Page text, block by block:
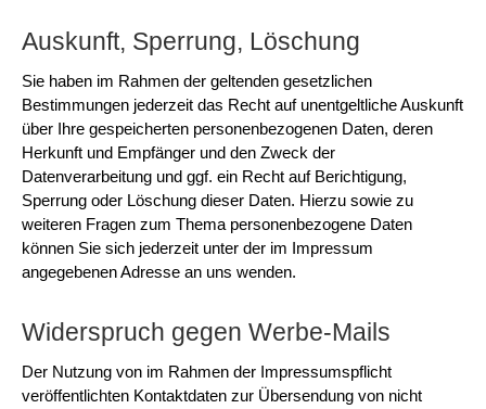
Auskunft, Sperrung, Löschung
Sie haben im Rahmen der geltenden gesetzlichen
Bestimmungen jederzeit das Recht auf unentgeltliche Auskunft
über Ihre gespeicherten personenbezogenen Daten, deren
Herkunft und Empfänger und den Zweck der
Datenverarbeitung und ggf. ein Recht auf Berichtigung,
Sperrung oder Löschung dieser Daten. Hierzu sowie zu
weiteren Fragen zum Thema personenbezogene Daten
können Sie sich jederzeit unter der im Impressum
angegebenen Adresse an uns wenden.
Widerspruch gegen Werbe-Mails
Der Nutzung von im Rahmen der Impressumspflicht
veröffentlichten Kontaktdaten zur Übersendung von nicht